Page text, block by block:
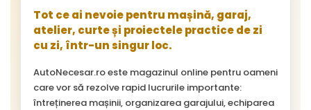
Tot ce ai nevoie pentru mașină, garaj,
atelier, curte și proiectele practice de zi
cu zi, într-un singur loc.
AutoNecesar.ro este magazinul online pentru oameni
care vor să rezolve rapid lucrurile importante:
întreținerea mașinii, organizarea garajului, echiparea